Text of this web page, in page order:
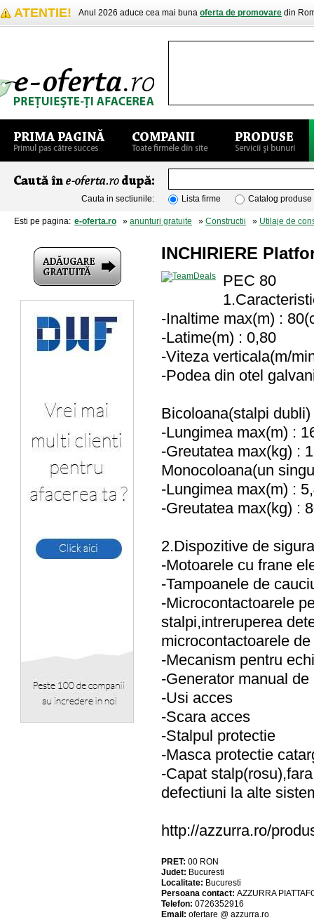
ATENTIE! Anul 2026 aduce cea mai buna oferta de promovare din
Cauta in sectiunile: Lista firme Catalog produse
Esti pe pagina: e-oferta.ro » anunturi gratuite » Constructii » Utilaje de
INCHIRIERE
PEC 80
-Inaltime max(m) :
-Latime(m) : 0,80
-Viteza verticala(m/
-Podea din otel
Bicoloana(stalpi dubli)
-Lungimea max(m) :
-Greutatea max(kg) :
Monocoloana(un
-Lungimea max(m) :
-Greutatea max(kg) :
2.Dispozitive de
-Motoarele cu frane
-Tampoanele de
-Microcontactoarele
stalpi,intreruperea
microcontactoarele
-Mecanism pentru
-Generator manual de
-Usi acces
-Scara acces
-Stalpul protectie
-Masca protectie
-Capat
defectiuni la alte
http://azzurra.ro/
PRET: 00 RON
Judet: Bucuresti
Localitate: Bucuresti
Persoana contact: AZZURRA
Telefon: 0726352916
Email: ofertare @ azzurra.ro